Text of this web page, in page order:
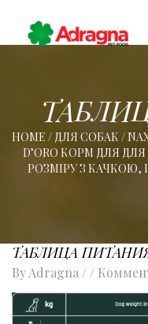
HOME / ДЛЯ СОБАК /
D’ORO КОРМ ДЛЯ
РОЗМІРУ З
ТАБЛИЦА
ByAdragna / /